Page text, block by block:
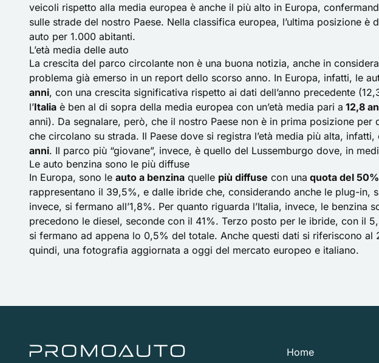
veicoli rispetto alla media europea è anche il più alto in Europa,
sulle strade del nostro Paese. Nella classifica europea, l’ultima posizione è
auto per 1.000 abitanti.
L’età media delle auto
La crescita del parco circolante non è una buona notizia, anche in
problema già emerso in un report dello scorso anno. In Europa, infatti, le
anni, con una crescita significativa rispetto ai dati dell’anno precedente
l’Italia è ben al di sopra della media europea con un’età media pari a 12,8
anni). Da segnalare, però, che il nostro Paese non è in prima posizione per
che circolano su strada. Il Paese dove si registra l’età media più alta, infatti,
anni. Il parco più “giovane”, invece, è quello del Lussemburgo dove, in
Le auto benzina sono le più diffuse
In Europa, sono le auto a benzina quelle più diffuse con una quota del 50%
rappresentano il 39,5%, e dalle ibride che, considerando anche le plug-in,
invece, si fermano all’1,8%. Per quanto riguarda l’Italia, invece, le benzina
precedono le diesel, seconde con il 41%. Terzo posto per le ibride, con il
si fermano ad appena lo 0,5% del totale. Anche questi dati si riferiscono al
quindi, una fotografia aggiornata a oggi del mercato europeo e italiano.
Home